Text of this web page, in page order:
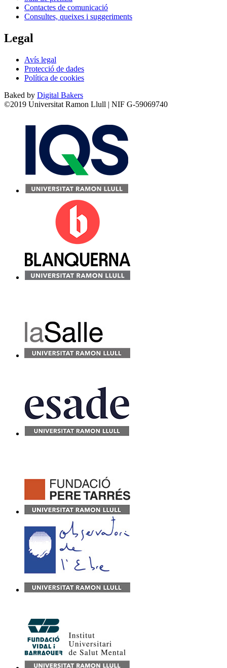
Contactes de comunicació
Consultes, queixes i suggeriments
Legal
Avís legal
Protecció de dades
Política de cookies
Baked by Digital Bakers
©2019 Universitat Ramon Llull | NIF G-59069740